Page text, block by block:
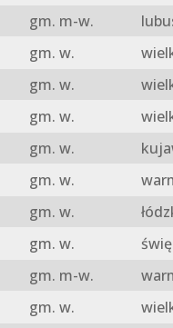
gm. m-w.
gm. w.
gm. w.
gm. w.
gm. w.
gm. w.
gm. w.
gm. w.
gm. m-w.
gm. w.